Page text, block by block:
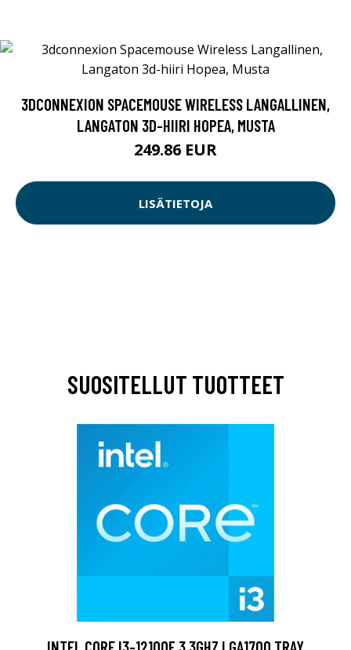
3DCONNEXION SPACEMOUSE WIRELESS LANGALLINEN,
LANGATON 3D-HIIRI HOPEA, MUSTA
249.86 EUR
LISÄTIETOJA
SUOSITELLUT TUOTTEET